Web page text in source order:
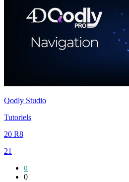
Qodly Studio
Tutoriels
20 R8
21
0
0